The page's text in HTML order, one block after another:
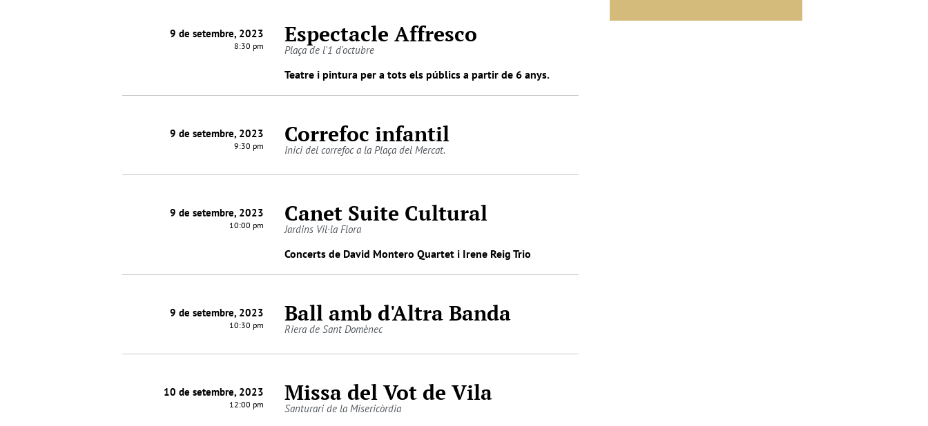
9 de setembre, 2023
8:30 pm Espectacle Affresco
Plaça de l'1 d'octubre
Teatre i pintura per a tots els públics a partir de 6 anys.
9 de setembre, 2023
9:30 pm Correfoc infantil
Inici del correfoc a la Plaça del Mercat.
9 de setembre, 2023
10:00 pm Canet Suite Cultural
Jardins Vil·la Flora
Concerts de David Montero Quartet i Irene Reig Trio
9 de setembre, 2023
10:30 pm Ball amb d'Altra Banda
Riera de Sant Domènec
10 de setembre, 2023
12:00 pm Missa del Vot de Vila
Santurari de la Misericòrdia